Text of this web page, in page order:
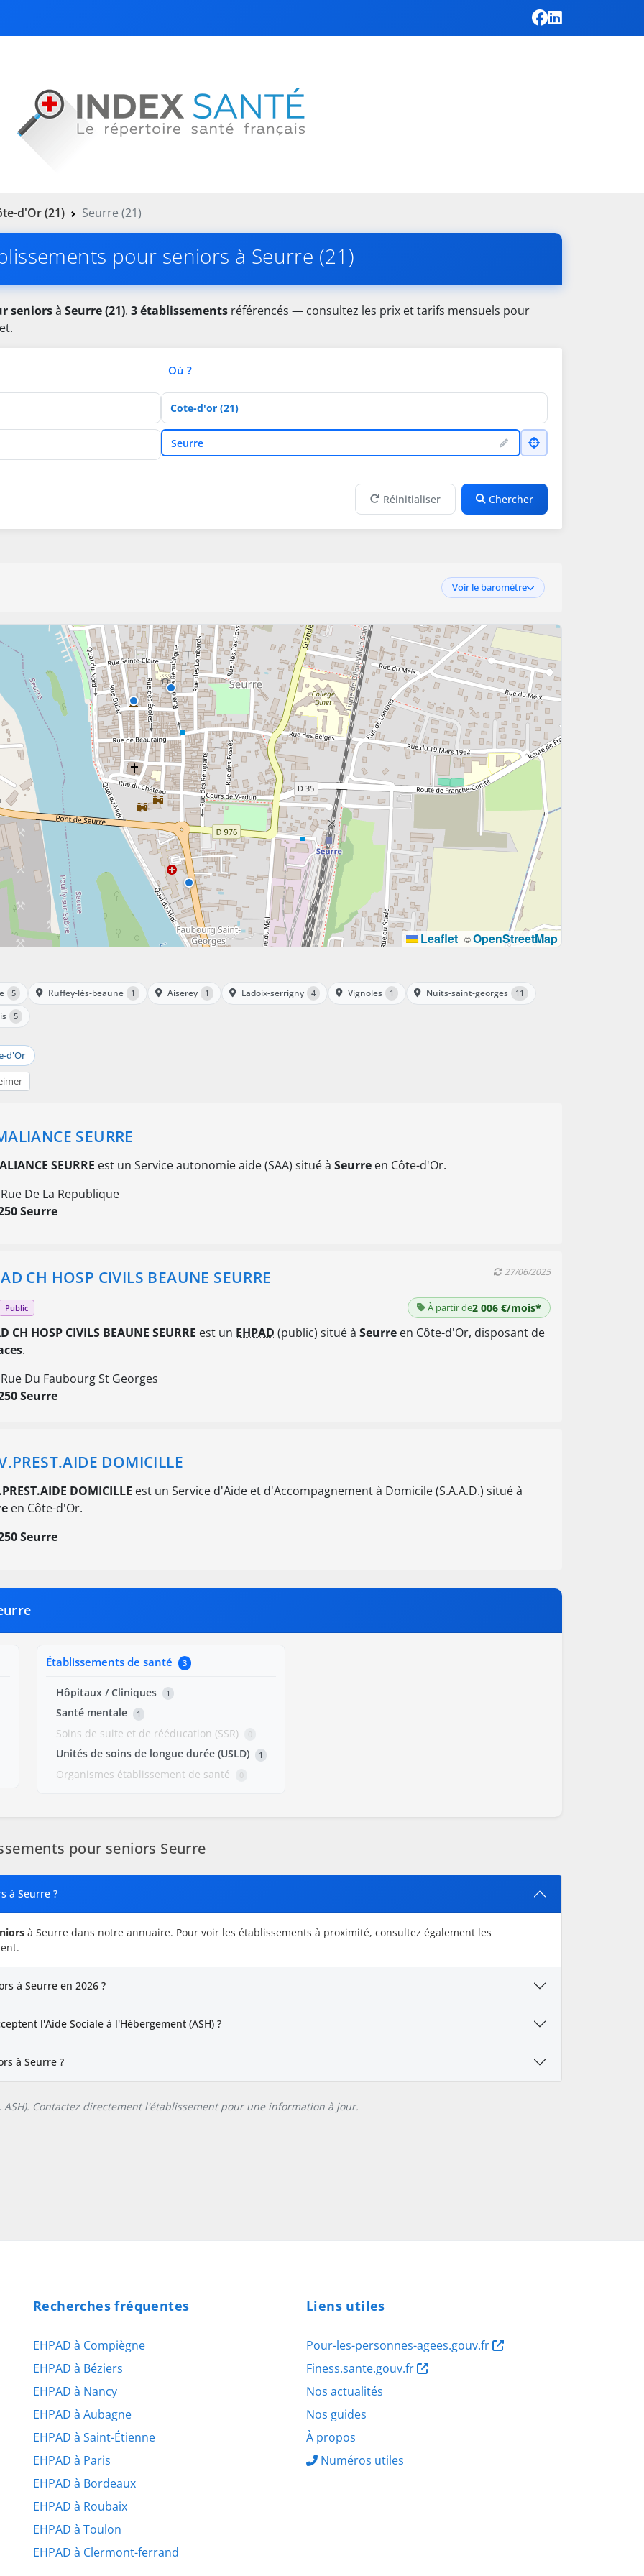
d'Or (21) Seurre (21)
pour seniors à Seurre (21)
seniorsà Seurre (21). 3 établissements référencés — consultez les prix et tarifs mensuels pour
Où ?
Département
VilleSeurre
Réinitialiser Chercher
Voir le baromètre
Leaflet | ©OpenStreetMap
5 Ruffey-lès-beaune 1 Aiserey 1 Ladoix-serrigny 4 Vignoles 1 Nuits-saint-georges 11
5
d'Or
SEURRE
SEURRE est un Service autonomie aide (SAA) situé à Seurre en Côte-d'Or.
De La Republique
Seurre
CH HOSP CIVILS BEAUNE SEURRE 27/06/2025
Public À partir de2 006 €/mois*
CH HOSP CIVILS BEAUNE SEURRE est un EHPAD (public) situé à Seurre en Côte-d'Or, disposant de
.
Du Faubourg St Georges
Seurre
DOMICILLE
DOMICILLE est un Service d'Aide et d'Accompagnement à Domicile (S.A.A.D.) situé à
en Côte-d'Or.
Seurre
Établissements de santé 3
Hôpitaux / Cliniques 1
Santé mentale 1
Soins de suite et de rééducation (SSR) 0
Unités de soins de longue durée (USLD) 1
Organismes établissement de santé 0
pour seniors Seurre
à Seurre ?
à Seurre dans notre annuaire. Pour voir les établissements à proximité, consultez également les
à Seurre en 2026 ?
l'Aide Sociale à l'Hébergement (ASH) ?
à Seurre ?
Contactez directement l'établissement pour une information à jour.
Recherches fréquentes
EHPAD à Compiègne
EHPAD à Béziers
EHPAD à Nancy
EHPAD à Aubagne
EHPAD à Saint-Étienne
EHPAD à Paris
EHPAD à Bordeaux
EHPAD à Roubaix
EHPAD à Toulon
EHPAD à Clermont-ferrand
Liens utiles
Pour-les-personnes-agees.gouv.fr
Finess.sante.gouv.fr
Nos actualités
Nos guides
À propos
Numéros utiles